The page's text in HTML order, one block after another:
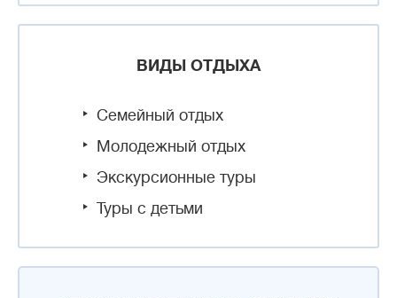
ВИДЫ ОТДЫХА
Семейный отдых
Молодежный отдых
Экскурсионные туры
Туры с детьми